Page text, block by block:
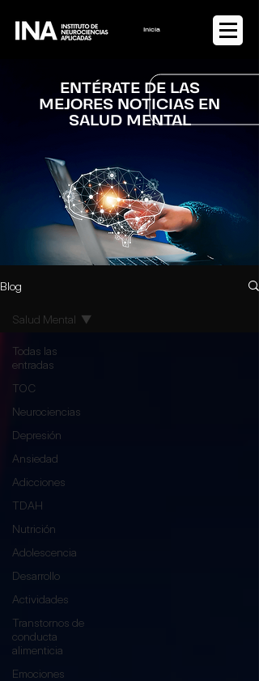
Iniciar sesión
ENTÉRATE DE LAS
MEJORES NOTICIAS EN
SALUD MENTAL
Blog
Todas las
entradas
TOC
Neurociencias
Depresión
Ansiedad
Adicciones
TDAH
Nutrición
Adolescencia
Desarrollo
Actividades
Transtornos de
conducta
alimenticia
Emociones
Salud Mental